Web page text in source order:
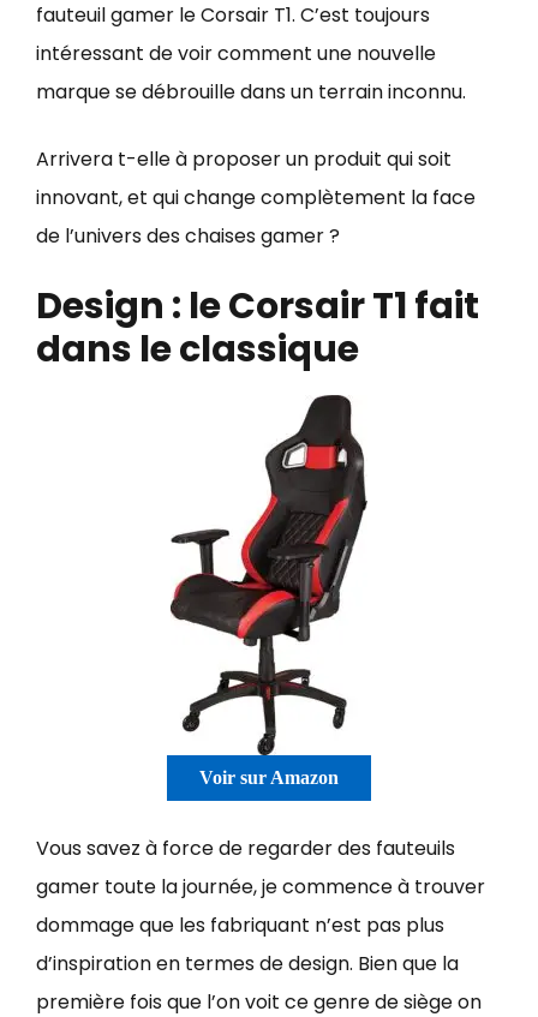
fauteuil gamer le Corsair T1. C’est toujours
intéressant de voir comment une nouvelle
marque se débrouille dans un terrain inconnu.
Arrivera t-elle à proposer un produit qui soit
innovant, et qui change complètement la face
de l’univers des chaises gamer ?
Design : le Corsair T1 fait
dans le classique
Voir sur Amazon
Vous savez à force de regarder des fauteuils
gamer toute la journée, je commence à trouver
dommage que les fabriquant n’est pas plus
d’inspiration en termes de design. Bien que la
première fois que l’on voit ce genre de siège on